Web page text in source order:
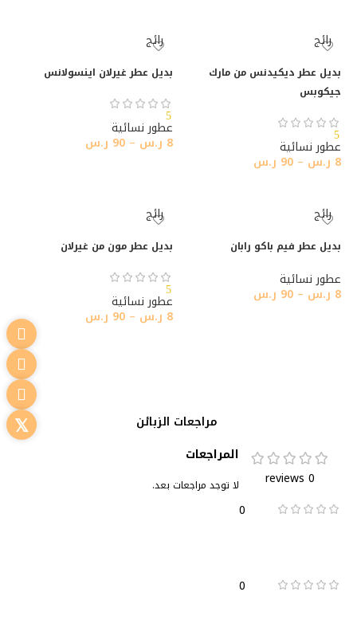
رائج
بديل عطر ديكيدنس من مارك
جيكوبس
5
عطور نسائية
8 ر.س –
90 ر.س
رائج
بديل عطر غيرلان اينسولانس
5
عطور نسائية
8 ر.س –
90 ر.س
رائج
بديل عطر فيم باكو رابان
عطور نسائية
8 ر.س –
90 ر.س
رائج
بديل عطر مون من غيرلان
5
عطور نسائية
8 ر.س –
90 ر.س
مراجعات الزبائن
0 reviews
0
0
المراجعات
لا توجد مراجعات بعد.